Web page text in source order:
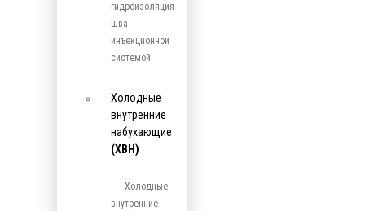
гидроизоляция
шва
инъекционной
системой.
Холодные
внутренние
набухающие
(ХВН)
Холодные
внутренние